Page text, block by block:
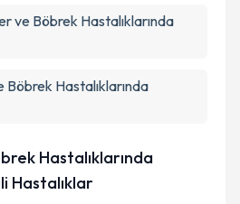
ve Böbrek Hastalıklarında
Böbrek Hastalıklarında
Hastalıklarında
Hastalıklar